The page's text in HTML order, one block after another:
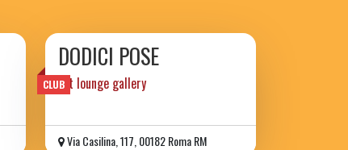
CLUB
DODICI POSE
art lounge gallery
Via Casilina, 117, 00182 Roma RM